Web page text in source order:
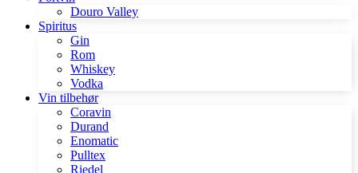
Douro Valley
Spiritus
Gin
Rom
Whiskey
Vodka
Vin tilbehør
Coravin
Durand
Enomatic
Pulltex
Riedel